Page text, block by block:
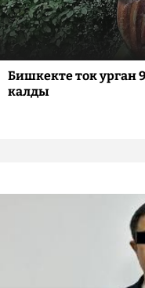
Бишкекте ток урган
калды